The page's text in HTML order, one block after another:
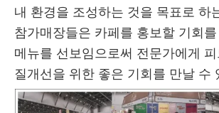
내 환경을 조성하는 것을 목표로 하
참가매장들은 카페를 홍보할 기회
메뉴를 선보임으로써 전문가에게
질개선을 위한 좋은 기회를 만날 수